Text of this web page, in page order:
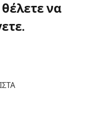
να